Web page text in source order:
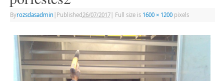
Byrozsdasadmin Published26/07/2017| Full size is 1600 × 1200pixels